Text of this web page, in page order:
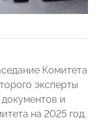
Комитета
эксперты
и
на 2025 год.